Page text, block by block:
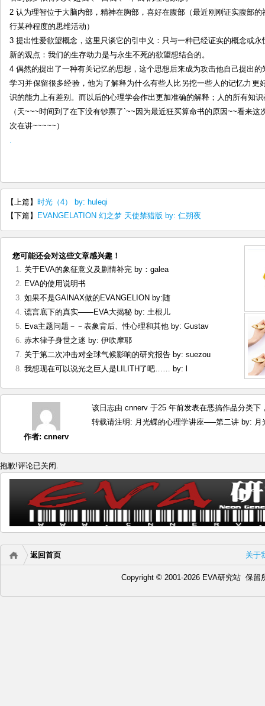
2 认为理智位于大脑内部，精神在胸部，喜好在腹部（最近刚刚证实腹部
行某种程度的思维活动）
3 提出性爱欲望概念，这里只谈它的引申义：只与一种已经证实的概念或
新的观点：我们的生存动力是与永生不死的欲望想结合的。
4 偶然的提出了一种有关记忆的思想，这个思想后来成为攻击他自己提出
学习并保留很多经验，他为了解释为什么有些人比另挖一些人的记忆力更
识的能力上有差别。而以后的心理学会作出更加准确的解释；人的所有知
（天~~~时间到了在下没有钞票了`~~因为最近狂买算命书的原因~~看来
次在讲~~~~~）
.
【上篇】 时光（4） by: huleqi
【下篇】
EVANGELATION 幻之梦 天使禁猎版 by: 仁朔夜
您可能还会对这些文章感兴趣！
关于EVA的象征意义及剧情补完 by：galea
EVA的使用说明书
如果不是GAINAX做的EVANGELION by:随
谎言底下的真实——EVA大揭秘 by: 土根儿
Eva主题问题－－表象背后、性心理和其他 by: Gustav
赤木律子身世之迷 by: 伊吹摩耶
关于第二次冲击对全球气候影响的研究报告 by: suezou
我想现在可以说光之巨人是LILITH了吧…… by: l
作者: cnnerv
该日志由 cnnerv 于25 年前发表在恶搞作品分类下
转载请注明: 月光蝶的心理学讲座—–第二讲 by: 月
抱歉!评论已关闭.
关于
返回首页
Copyright © 2001-2026 EVA研究站 保